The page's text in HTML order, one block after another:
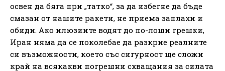
освен да бяга при „татко“, за да избегне да бъде
смазан от нашите ракети, не приема заплахи и
обиди. Ако илюзиите водят до по-лоши грешки,
Иран няма да се поколебае да разкрие реалните
си възможности, което със сигурност ще сложи
край на всякакви погрешни схващания за силата